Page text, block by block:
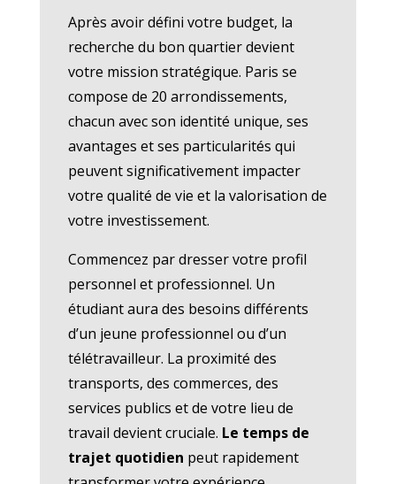
Après avoir défini votre budget, la
recherche du bon quartier devient
votre mission stratégique. Paris se
compose de 20 arrondissements,
chacun avec son identité unique, ses
avantages et ses particularités qui
peuvent significativement impacter
votre qualité de vie et la valorisation de
votre investissement.
Commencez par dresser votre profil
personnel et professionnel. Un
étudiant aura des besoins différents
d’un jeune professionnel ou d’un
télétravailleur. La proximité des
transports, des commerces, des
services publics et de votre lieu de
travail devient cruciale. Le temps de
trajet quotidien peut rapidement